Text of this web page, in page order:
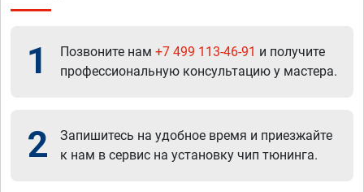
1 Позвоните нам +7 499 113-46-91 и получите
профессиональную консультацию у мастера.
2
Запишитесь на удобное время и приезжайте
к нам в сервис на установку чип тюнинга.